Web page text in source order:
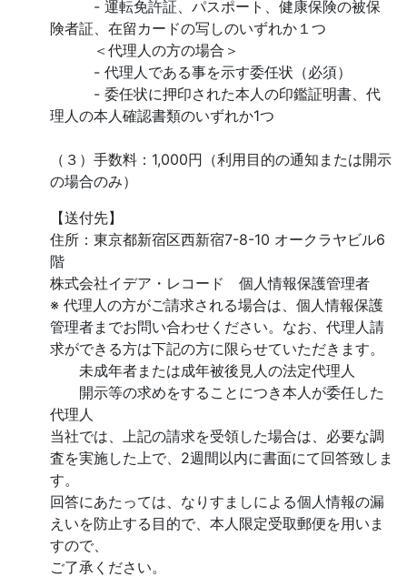
- 運転免許証、パスポート、健康保険の被保
険者証、在留カードの写しのいずれか１つ
＜代理人の方の場合＞
- 代理人である事を示す委任状（必須）
- 委任状に押印された本人の印鑑証明書、代
理人の本人確認書類のいずれか1つ
（３）手数料：1,000円（利用目的の通知または開示
の場合のみ）
【送付先】
住所：東京都新宿区西新宿7-8-10 オークラヤビル6
階
株式会社イデア・レコード 個人情報保護管理者
※ 代理人の方がご請求される場合は、個人情報保護
管理者までお問い合わせください。なお、代理人請
求ができる方は下記の方に限らせていただきます。
未成年者または成年被後見人の法定代理人
開示等の求めをすることにつき本人が委任した
代理人
当社では、上記の請求を受領した場合は、必要な調
査を実施した上で、2週間以内に書面にて回答致しま
す。
回答にあたっては、なりすましによる個人情報の漏
えいを防止する目的で、本人限定受取郵便を用いま
すので、
ご了承ください。